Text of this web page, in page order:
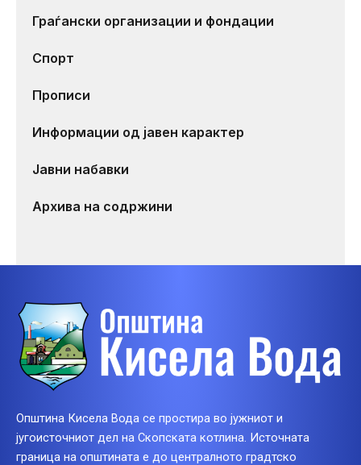
Граѓански организации и фондации
Спорт
Прописи
Информации од јавен карактер
Јавни набавки
Архива на содржини
Општина Кисела Вода се простира во јужниот и
југоисточниот дел на Скопската котлина. Источната
граница на општината е до централното градтско